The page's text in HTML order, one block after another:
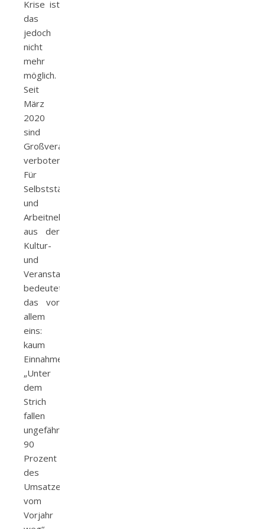
Krise ist
das
jedoch
nicht
mehr
möglich.
Seit
März
2020
sind
Großveranstaltungen
verboten.
Für
Selbstständige
und
Arbeitnehmende
aus der
Kultur-
und
Veranstaltungswirtschaft
bedeutet
das vor
allem
eins:
kaum
Einnahmen.
„Unter
dem
Strich
fallen
ungefähr
90
Prozent
des
Umsatzes
vom
Vorjahr